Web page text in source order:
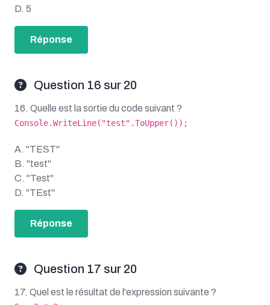
D. 5
Réponse
Question 16 sur 20
16. Quelle est la sortie du code suivant ?
Console.WriteLine("test".ToUpper());
A. "TEST"
B. "test"
C. "Test"
D. "TEst"
Réponse
Question 17 sur 20
17. Quel est le résultat de l'expression suivante ?